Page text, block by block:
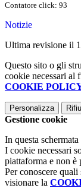
Contatore click: 93
Notizie
Ultima revisione il
Questo sito o gli
cookie necessari al
COOKIE
Personalizza
Gestione cookie
In questa
I cookie necessari
piattaforma e non è
Per conoscere
visionare la